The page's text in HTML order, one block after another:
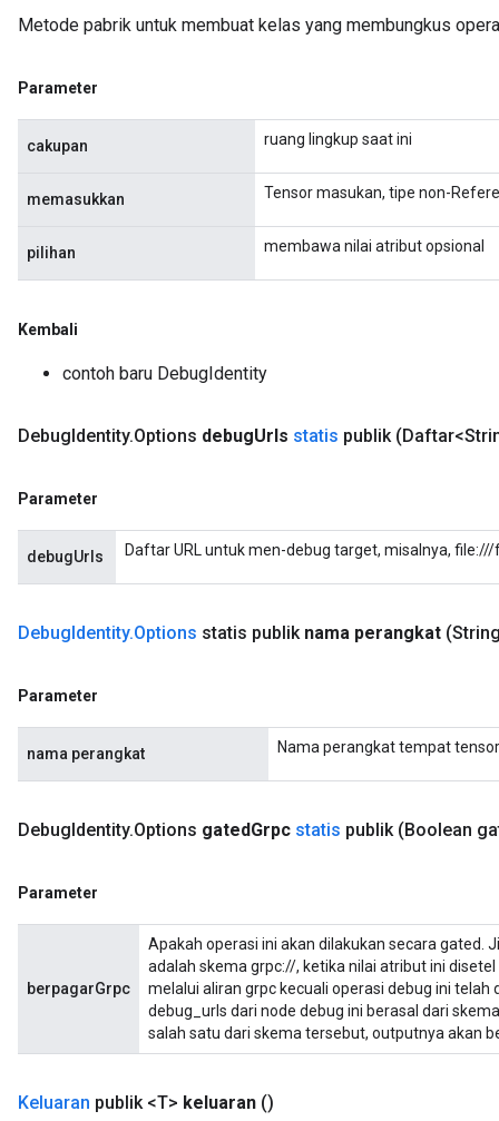
Metode pabrik untuk membuat kelas yang membungkus
Parameter
cakupan ruang lingkup saat ini
memasukkan Tensor masukan, tipe non-
pilihan membawa nilai atribut opsional
Kembali
contoh baru DebugIdentity
DebugIdentity.Options debugUrls statis publik
Parameter
debugUrls Daftar URL untuk men-debug target, misalnya,
DebugIdentity.Options statis publik nama perangkat
Parameter
nama perangkat Nama perangkat tempat
DebugIdentity.Options gatedGrpc statis publik (Boolean
Parameter
berpagarGrpc
Apakah operasi ini akan dilakukan secara gated.
adalah skema grpc://, ketika nilai atribut ini
melalui aliran grpc kecuali operasi debug ini
debug_urls dari node debug ini berasal dari
salah satu dari skema tersebut, outputnya akan
Keluaran publik <T> keluaran ()